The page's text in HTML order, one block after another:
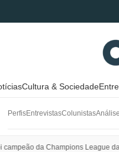
Cultura & Sociedade
PerfisEntrevistasColunistas
da Ásia Polícia da